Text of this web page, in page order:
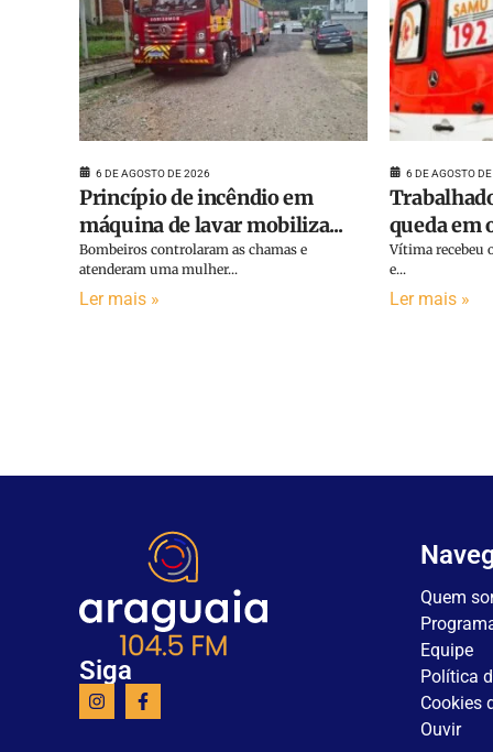
6 DE AGOSTO DE 2026
Princípio de incêndio em
máquina de lavar mobiliza...
Bombeiros controlaram as chamas e
atenderam uma mulher...
Ler mais »
6 DE AGOSTO
queda em
Vítima recebeu
e...
Ler mais »
Siga
Quem
Equipe
Política
Cookies
Ouvir